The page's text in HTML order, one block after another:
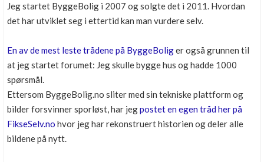
Jeg startet ByggeBolig i 2007 og solgte det i 2011. Hvordan
det har utviklet seg i ettertid kan man vurdere selv.
En av de mest leste trådene på ByggeBoliger også grunnen til
at jeg startet forumet: Jeg skulle bygge hus og hadde 1000
spørsmål.
Ettersom ByggeBolig.no sliter med sin tekniske plattform og
bilder forsvinner sporløst, har jegpostet en egen tråd her på
FikseSelv.no hvor jeg har rekonstruert historien og deler alle
bildene på nytt.